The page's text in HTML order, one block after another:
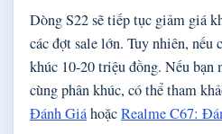
Dòng S22 sẽ tiếp tục giảm giá
các đợt sale lớn. Tuy nhiên, nếu
khúc 10-20 triệu đồng. Nếu
cùng phân khúc, có thể tham
Đánh GiáhoặcRealme C67: